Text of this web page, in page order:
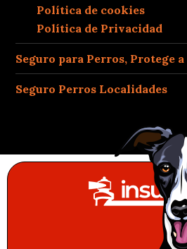
Política de cookies
Política de Privacidad
Seguro para Perros, Protege
Seguro Perros Localidades